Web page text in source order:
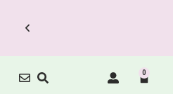
Le Carnet de Direction est
0